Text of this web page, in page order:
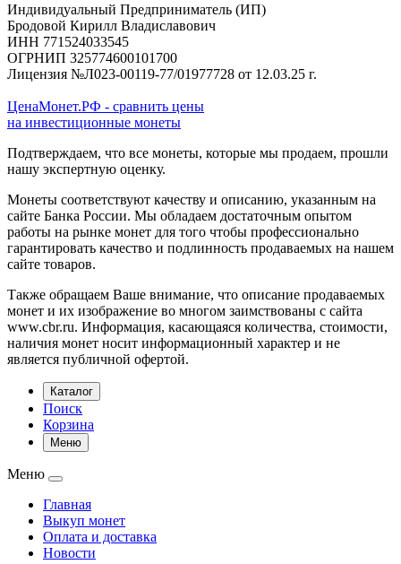
Индивидуальный Предприниматель (ИП)
Бродовой Кирилл Владиславович
ИНН 771524033545
ОГРНИП 325774600101700
Лицензия №Л023-00119-77/01977728 от 12.03.25 г.
ЦенаМонет.РФ - сравнить цены
на инвестиционные монеты
Подтверждаем, что все монеты, которые мы продаем, прошли
нашу экспертную оценку.
Монеты соответствуют качеству и описанию, указанным на
сайте Банка России. Мы обладаем достаточным опытом
работы на рынке монет для того чтобы профессионально
гарантировать качество и подлинность продаваемых на нашем
сайте товаров.
Также обращаем Ваше внимание, что описание продаваемых
монет и их изображение во многом заимствованы с сайта
www.cbr.ru. Информация, касающаяся количества, стоимости,
наличия монет носит информационный характер и не
является публичной офертой.
Каталог
Поиск
Корзина
Меню
Меню
Главная
Выкуп монет
Оплата и доставка
Новости